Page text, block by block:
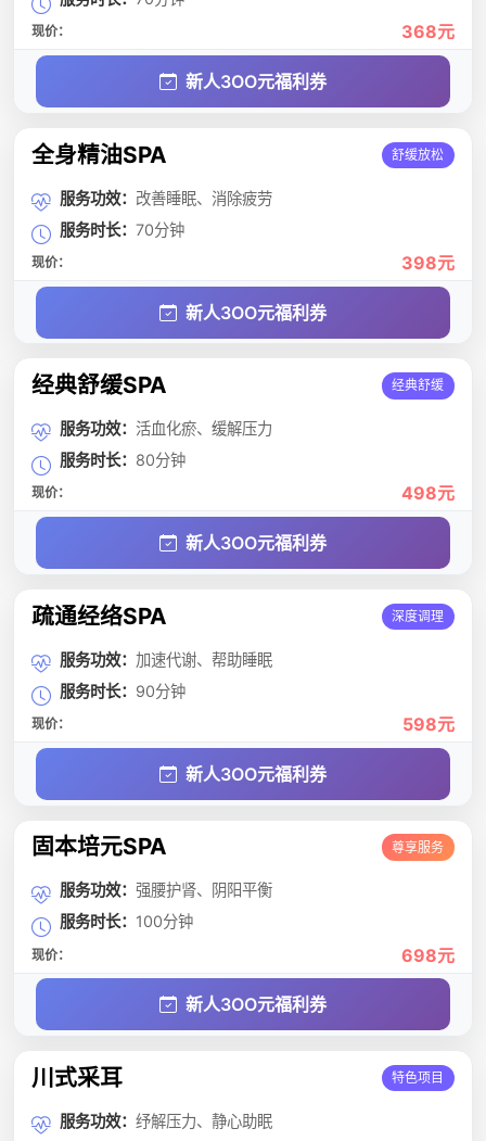
现价： 368元
新人3OO元福利券
全身精油SPA 舒缓放松
服务功效： 改善睡眠、消除疲劳
服务时长： 70分钟
现价： 398元
新人3OO元福利券
经典舒缓SPA 经典舒缓
服务功效： 活血化瘀、缓解压力
服务时长： 80分钟
现价： 498元
新人3OO元福利券
疏通经络SPA 深度调理
服务功效： 加速代谢、帮助睡眠
服务时长： 90分钟
现价： 598元
新人3OO元福利券
固本培元SPA 尊享服务
服务功效： 强腰护肾、阴阳平衡
服务时长： 100分钟
现价： 698元
新人3OO元福利券
川式采耳 特色项目
服务功效： 纾解压力、静心助眠